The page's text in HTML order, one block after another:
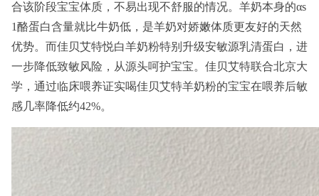
合该阶段宝宝体质，不易出现不舒服的情况。羊奶本身的αs
1酪蛋白含量就比牛奶低，是羊奶对娇嫩体质更友好的天然
优势。而佳贝艾特悦白羊奶粉特别升级安敏源乳清蛋白，进
一步降低致敏风险，从源头呵护宝宝。佳贝艾特联合北京大
学，通过临床喂养证实喝佳贝艾特羊奶粉的宝宝在喂养后敏
感几率降低约42%。